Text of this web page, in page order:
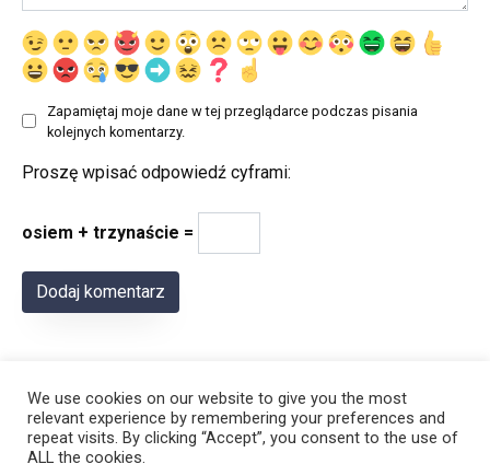
Zapamiętaj moje dane w tej przeglądarce podczas pisania
kolejnych komentarzy.
Proszę wpisać odpowiedź cyframi:
osiem + trzynaście =
We use cookies on our website to give you the most
relevant experience by remembering your preferences and
repeat visits. By clicking “Accept”, you consent to the use of
ALL the cookies.